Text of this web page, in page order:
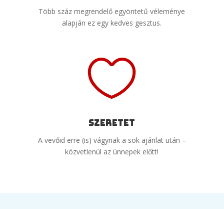
Több száz megrendelő egyöntetű véleménye
alapján ez egy kedves gesztus.

Szeretet
A vevőid erre (is) vágynak a sok ajánlat után –
közvetlenül az ünnepek előtt!